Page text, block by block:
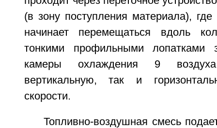
(в зону поступления материала),
начинает перемещаться вдоль
тонкими профильными лопатками
камеры охлаждения 9
вертикальную, так и
скорости.
Топливно-воздушная смесь